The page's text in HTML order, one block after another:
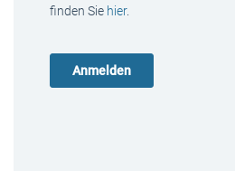
finden Sie hier.